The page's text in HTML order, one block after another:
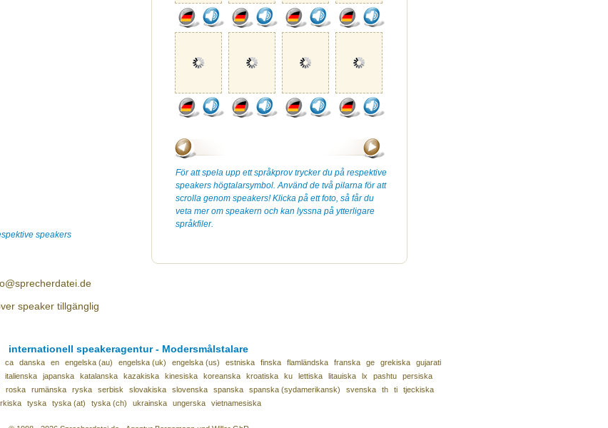
speakers
speaker tillgänglig
För att spela upp ett språkprov trycker du på respektive
speakers högtalarsymbol. Använd de två pilarna för att
scrolla genom speakers! Klicka på ett foto, så får du
veta mer om speakern och kan lyssna på ytterligare
språkfiler.
internationell speakeragentur - Modersmålstalare
ca danska en engelska (au) engelska (uk) engelska (us) estniska finska flamländska franska ge grekiska
gujarati
italienska japanska katalanska kazakiska kinesiska koreanska kroatiska ku lettiska litauiska lx pashtu
persiska
roska rumänska ryska serbisk slovakiska slovenska spanska spanska (sydamerikansk) svenska th ti
tjeckiska
tyska tyska (at) tyska (ch) ukrainska ungerska vietnamesiska